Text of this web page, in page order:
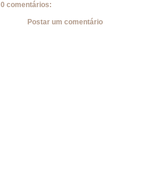
0 comentários:
Postar um comentário